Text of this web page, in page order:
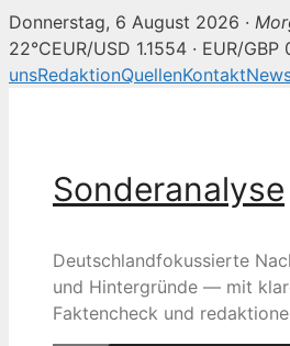
Donnerstag, 6 August 2026 ·
22°CEUR/USD 1.1554 · EUR/GBP
unsRedaktionQuellenKontakt
Sonderanalyse
Deutschlandfokussierte
und Hintergründe — mit
Faktencheck und